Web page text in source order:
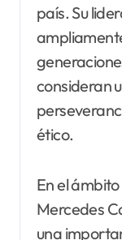
país. Su
consideran
ético.
En el
Mercedes
una